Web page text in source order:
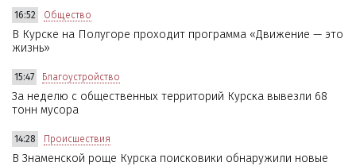
16:52 Общество
В Курске на Полугоре проходит программа «Движение — это
жизнь»
15:47 Благоустройство
За неделю с общественных территорий Курска вывезли 68
тонн мусора
14:28 Происшествия
В Знаменской роще Курска поисковики обнаружили новые